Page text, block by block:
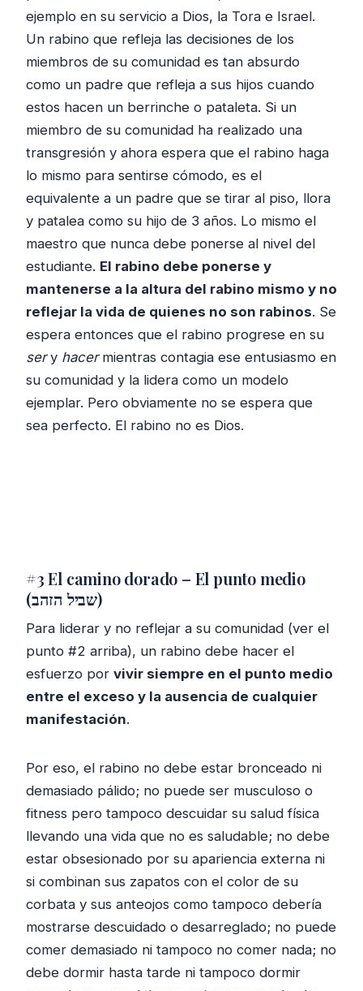
ejemplo en su servicio a Dios, la Tora e Israel.
Un rabino que refleja las decisiones de los
miembros de su comunidad es tan absurdo
como un padre que refleja a sus hijos cuando
estos hacen un berrinche o pataleta. Si un
miembro de su comunidad ha realizado una
transgresión y ahora espera que el rabino haga
lo mismo para sentirse cómodo, es el
equivalente a un padre que se tirar al piso, llora
y patalea como su hijo de 3 años. Lo mismo el
maestro que nunca debe ponerse al nivel del
estudiante. El rabino debe ponerse y
mantenerse a la altura del rabino mismo y no
reflejar la vida de quienes no son rabinos. Se
espera entonces que el rabino progrese en su
sery hacermientras contagia ese entusiasmo en
su comunidad y la lidera como un modelo
ejemplar. Pero obviamente no se espera que
sea perfecto. El rabino no es Dios.
#3 El camino dorado – El punto medio
(שביל הזהב)
Para liderar y no reflejar a su comunidad (ver el
punto #2 arriba), un rabino debe hacer el
esfuerzo por vivir siempre en el punto medio
entre el exceso y la ausencia de cualquier
manifestación.
Por eso, el rabino no debe estar bronceado ni
demasiado pálido; no puede ser musculoso o
fitness pero tampoco descuidar su salud física
llevando una vida que no es saludable; no debe
estar obsesionado por su apariencia externa ni
si combinan sus zapatos con el color de su
corbata y sus anteojos como tampoco debería
mostrarse descuidado o desarreglado; no puede
comer demasiado ni tampoco no comer nada; no
debe dormir hasta tarde ni tampoco dormir